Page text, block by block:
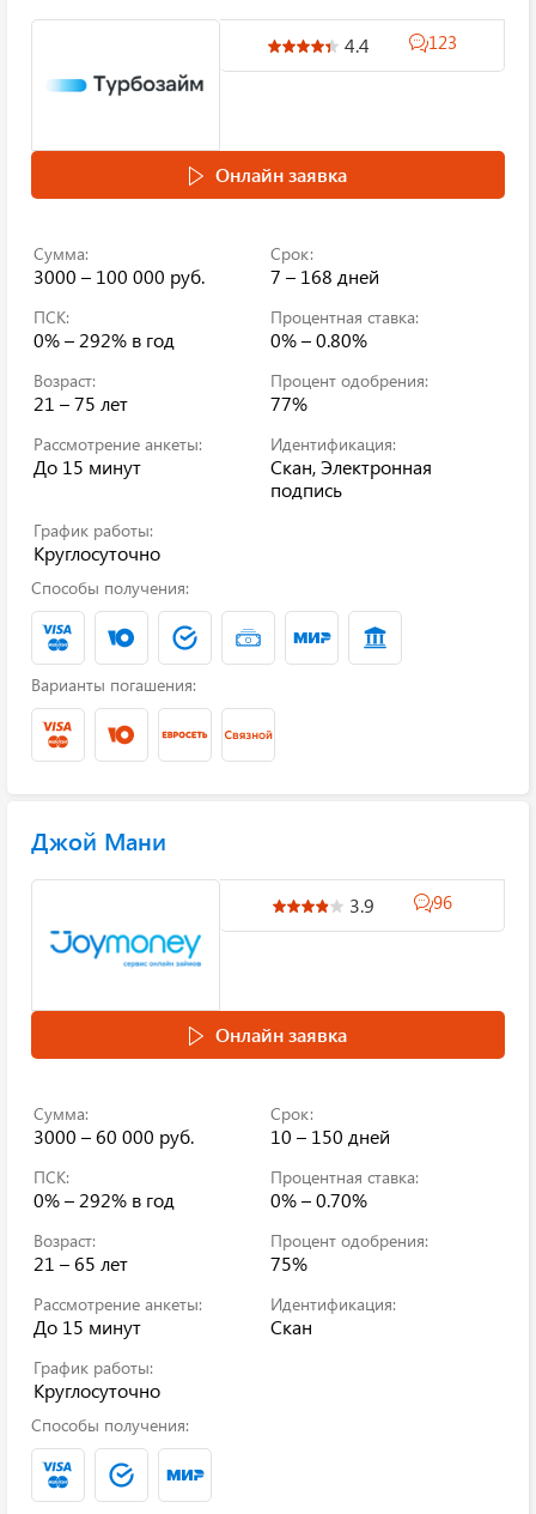
4.4 123
Онлайн заявка
Сумма:
3000 – 100 000 руб.
Срок:
7 – 168 дней
ПСК:
0% – 292% в год
Процентная ставка:
0% – 0.80%
Возраст:
21 – 75 лет
Процент одобрения:
77%
Рассмотрение анкеты:
До 15 минут
Идентификация:
Скан, Электронная
подпись
График работы:
Круглосуточно
Способы получения:
Варианты погашения:
Джой Мани
3.9 96
Онлайн заявка
Сумма:
3000 – 60 000 руб.
Срок:
10 – 150 дней
ПСК:
0% – 292% в год
Процентная ставка:
0% – 0.70%
Возраст:
21 – 65 лет
Процент одобрения:
75%
Рассмотрение анкеты:
До 15 минут
Идентификация:
Скан
График работы:
Круглосуточно
Способы получения: